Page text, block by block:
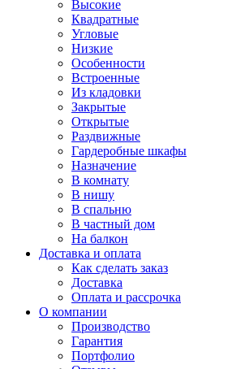
Высокие
Квадратные
Угловые
Низкие
Особенности
Встроенные
Из кладовки
Закрытые
Открытые
Раздвижные
Гардеробные шкафы
Назначение
В комнату
В нишу
В спальню
В частный дом
На балкон
Доставка и оплата
Как сделать заказ
Доставка
Оплата и рассрочка
О компании
Производство
Гарантия
Портфолио